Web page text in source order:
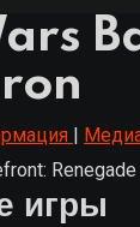
|
игры